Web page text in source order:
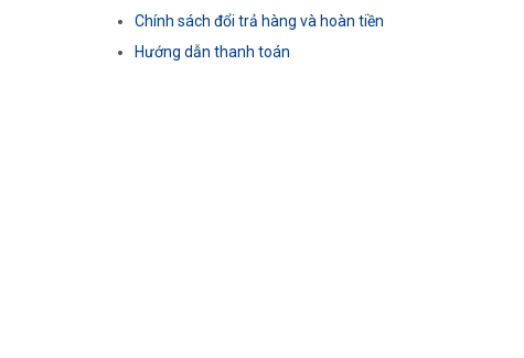
Chính sách đổi trả hàng và hoàn tiền
Hướng dẫn thanh toán